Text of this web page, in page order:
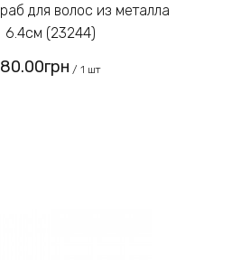
6.4см (23244)
80.00грн / 1 шт